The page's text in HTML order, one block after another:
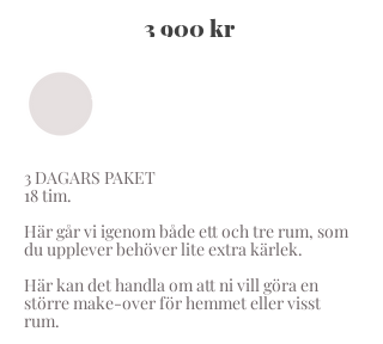
3 DAGARS PAKET
18 tim.
Här går vi igenom både ett och tre rum, som
du upplever behöver lite extra kärlek.
Här kan det handla om att ni vill göra en
större make-over för hemmet eller visst
rum.
3 900 kr